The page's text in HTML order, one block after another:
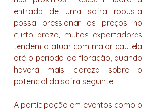
entrada de uma safra robusta
possa pressionar os preços no
curto prazo, muitos exportadores
tendem a atuar com maior cautela
até o período da floração, quando
haverá mais clareza sobre o
potencial da safra seguinte.
A participação em eventos como o